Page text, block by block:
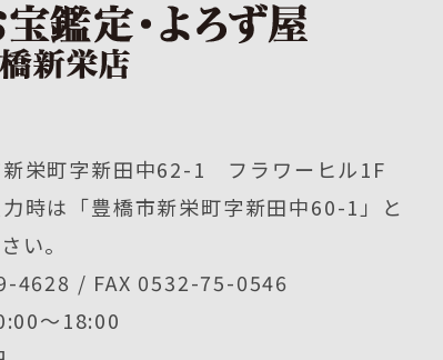
新栄町字新田中62-1 フラワーヒル1F
時は「豊橋市新栄町字新田中60-1」と
い。
4628 / FAX 0532-75-0546
〜18:00